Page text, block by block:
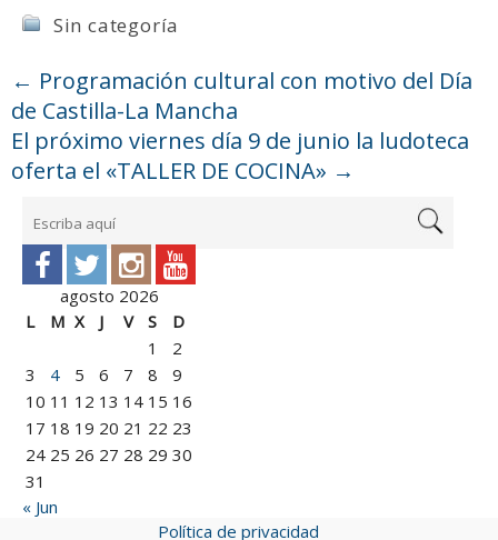
Sin categoría
← Programación cultural con motivo del Día
de Castilla-La Mancha
El próximo viernes día 9 de junio la ludoteca
oferta el «TALLER DE COCINA» →
agosto 2026
L
M X J V S
D
1
2
3
4 5 6 7 8
9
10 11 12 13 14 15 16
17 18 19 20 21 22 23
24 25 26 27 28 29 30
31
« Jun
Política de privacidad